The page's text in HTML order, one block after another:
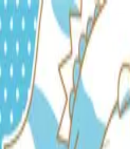
TOP RELEASES ARTISTS
EN
HOME
/ARTISTS
/しゃっぽ。-Shappo-